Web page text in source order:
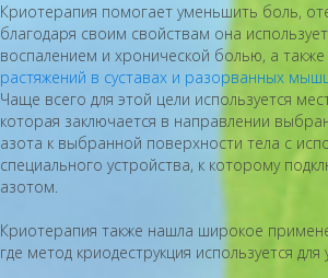
Криотерапия помогает уменьшить боль,
благодаря своим свойствам она
воспалением и хронической болью, а также
растяжений в суставах и разорванных
Чаще всего для этой цели используется
которая заключается в направлении
азота к выбранной поверхности тела с
специального устройства, к которому
азотом.
Криотерапия также нашла широкое
где метод криодеструкция используется для